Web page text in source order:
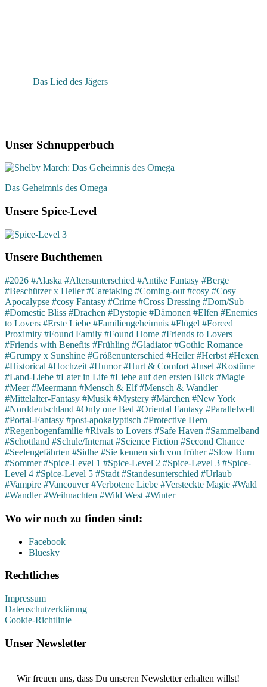
Das Lied des Jägers
Unser Schnupperbuch
Das Geheimnis des Omega
Unsere Spice-Level
Unsere Buchthemen
#2026 #Alaska #Altersunterschied #Antike Fantasy #Berge
#Beschützer x Heiler #Caretaking #Coming-out #cosy #Cosy
Apocalypse #cosy Fantasy #Crime #Cross Dressing #Dom/Sub
#Domestic Bliss #Drachen #Dystopie #Dämonen #Elfen #Enemies
to Lovers #Erste Liebe #Familiengeheimnis #Flügel #Forced
Proximity #Found Family #Found Home #Friends to Lovers
#Friends with Benefits #Frühling #Gladiator #Gothic Romance
#Grumpy x Sunshine #Größenunterschied #Heiler #Herbst #Hexen
#Historical #Hochzeit #Humor #Hurt & Comfort #Insel #Kostüme
#Land-Liebe #Later in Life #Liebe auf den ersten Blick #Magie
#Meer #Meermann #Mensch & Elf #Mensch & Wandler
#Mittelalter-Fantasy #Musik #Mystery #Märchen #New York
#Norddeutschland #Only one Bed #Oriental Fantasy #Parallelwelt
#Portal-Fantasy #post-apokalyptisch #Protective Hero
#Regenbogenfamilie #Rivals to Lovers #Safe Haven #Sammelband
#Schottland #Schule/Internat #Science Fiction #Second Chance
#Seelengefährten #Sidhe #Sie kennen sich von früher #Slow Burn
#Sommer #Spice-Level 1 #Spice-Level 2 #Spice-Level 3 #Spice-
Level 4 #Spice-Level 5 #Stadt #Standesunterschied #Urlaub
#Vampire #Vancouver #Verbotene Liebe #Versteckte Magie #Wald
#Wandler #Weihnachten #Wild West #Winter
Wo wir noch zu finden sind:
Facebook
Bluesky
Rechtliches
Impressum
Datenschutzerklärung
Cookie-Richtlinie
Unser Newsletter
Wir freuen uns, dass Du unseren Newsletter erhalten willst!